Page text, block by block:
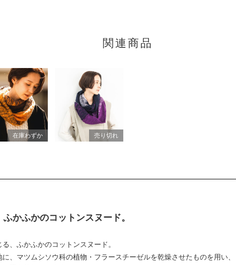
関連商品
在庫わずか 売り切れ
かふかのコットンスヌード。
、ふかふかのコットンスヌード。
、マツムシソウ科の植物・フラースチーゼルを乾燥させたものを用い、